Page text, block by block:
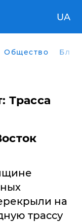
UA
Общество
Трасса
на
трассу